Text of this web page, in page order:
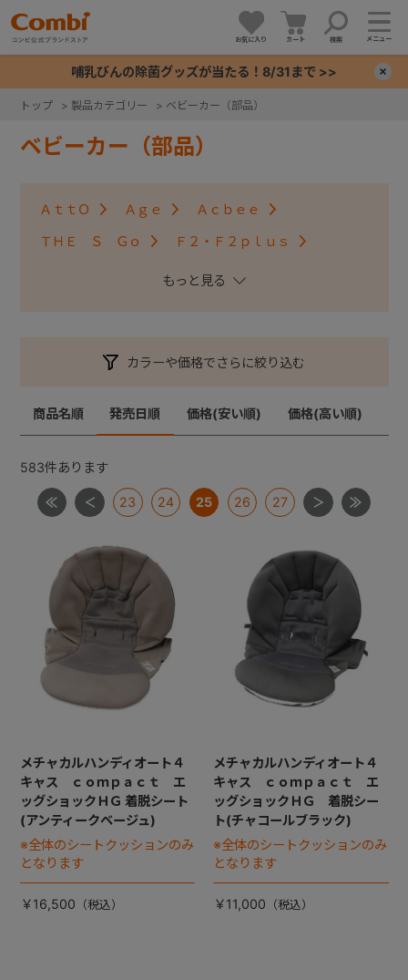
お気に入り カート 検索 メニュー
哺乳びんの除菌グッズが当たる！8/31まで >>
トップ > 製品カテゴリー > ベビーカー（部品）
ベビーカー（部品）
ＡｔｔＯ Ａｇｅ Ａｃｂｅｅ
ＴＨＥ Ｓ Ｇｏ Ｆ２・Ｆ２ｐｌｕｓ
アンブレッタ４キャス クロスゴー
メチャカルハンディ・メチャカルハンディα
メチャカーゴＩＧ メチャライト ラベリタ
ロングフィット４８
【共通部品】差し込みバックル・腰バックル・肩バック
ル
【共通部品】肩ベルト・腰ベルト
【共通部品】ショルダーストラップ
【共通部品】ダッコシート・エッグショックパッド
【共通部品】幌クリップ・リクライニングバックル・ヘ
ッドレストプレート
カラーや価格でさらに絞り込む
商品名順 発売日順 価格(安い順) 価格(高い順)
583件あります
23 24 25 26 27
メチャカルハンディオート４
キャス ｃｏｍｐａｃｔ エ
ッグショックＨＧ 着脱シート
(アンティークベージュ)
※全体のシートクッションのみ
となります
￥16,500
メチャカルハンディオート４
キャス ｃｏｍｐａｃｔ エ
ッグショックＨＧ 着脱シー
ト(チャコールブラック)
※全体のシートクッションのみ
となります
￥11,000